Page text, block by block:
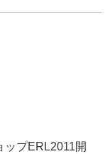
ップERL2011開